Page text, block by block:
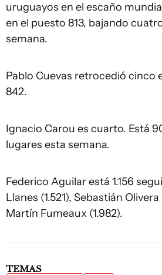
uruguayos en el escaño
en el puesto 813, bajando
semana.
Pablo Cuevas retrocedió cinco
842.
Ignacio Carou es cuarto. Está
lugares esta semana.
Federico Aguilar está 1.156
Llanes (1.521), Sebastián Olivera
Martín Fumeaux (1.982).
TEMAS